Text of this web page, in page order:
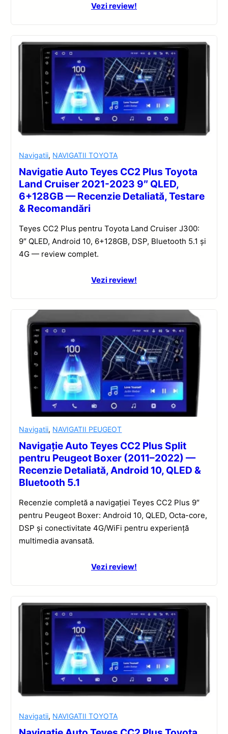
Vezi review!
Navigatii, NAVIGATII TOYOTA
Navigatie Auto Teyes CC2 Plus Toyota
Land Cruiser 2021-2023 9″ QLED,
6+128GB — Recenzie Detaliată, Testare
& Recomandări
Teyes CC2 Plus pentru Toyota Land Cruiser J300:
9″ QLED, Android 10, 6+128GB, DSP, Bluetooth 5.1 și
4G — review complet.
Vezi review!
Navigatii, NAVIGATII PEUGEOT
Navigație Auto Teyes CC2 Plus Split
pentru Peugeot Boxer (2011–2022) —
Recenzie Detaliată, Android 10, QLED &
Bluetooth 5.1
Recenzie completă a navigației Teyes CC2 Plus 9″
pentru Peugeot Boxer: Android 10, QLED, Octa-core,
DSP și conectivitate 4G/WiFi pentru experiență
multimedia avansată.
Vezi review!
Navigatii, NAVIGATII TOYOTA